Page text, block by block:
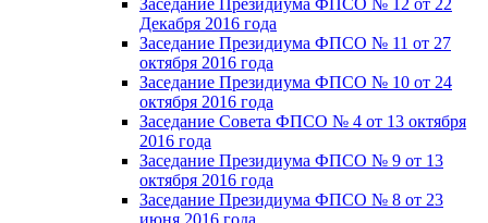
Декабря 2016 года
Заседание Президиума ФПСО № 11 от 27
октября 2016 года
Заседание Президиума ФПСО № 10 от 24
октября 2016 года
Заседание Совета ФПСО № 4 от 13 октября
2016 года
Заседание Президиума ФПСО № 9 от 13
октября 2016 года
Заседание Президиума ФПСО № 8 от 23
июня 2016 года